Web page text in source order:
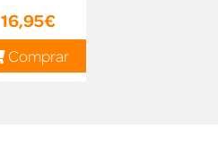
16,95€
Comprar